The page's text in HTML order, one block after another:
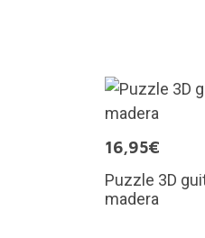
16,95€
Puzzle 3D
madera